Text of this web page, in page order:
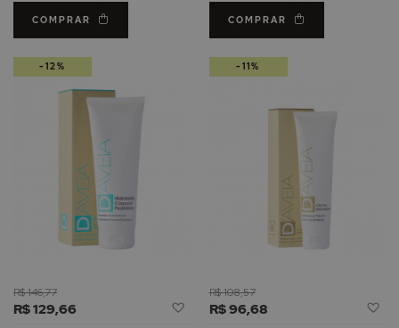
COMPRAR COMPRAR
R$ 129,66
R$ 146,77
Adicionar
-12%
R$ 96,68
R$ 108,57
-11%